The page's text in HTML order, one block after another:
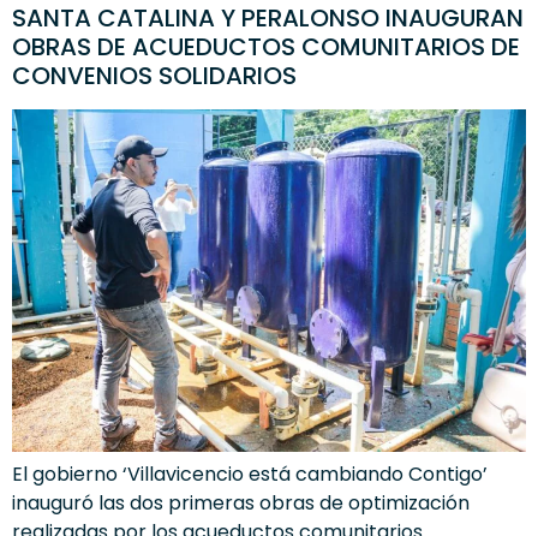
SANTA CATALINA Y PERALONSO INAUGURAN
OBRAS DE ACUEDUCTOS COMUNITARIOS DE
CONVENIOS SOLIDARIOS
El gobierno ‘Villavicencio está cambiando Contigo’
inauguró las dos primeras obras de optimización